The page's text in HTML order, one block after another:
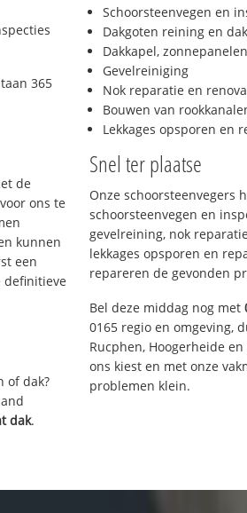
365
de
ons te
kunnen
een
definitieve
of dak?
dak.
Schoorsteenvegen en
Dakgoten reining en
Dakkapel,
Gevelreiniging
Nok reparatie en
Bouwen van
Lekkages opsporen en
Snel ter plaatse
Onze schoorsteenvegers
schoorsteenvegen en
gevelreining, nok
lekkages opsporen en
repareren de gevonden
Bel deze middag nog met
0165 regio en omgeving,
Rucphen, Hoogerheide
ons kiest en met onze
problemen klein.